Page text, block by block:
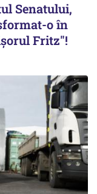
Senatului,
o în
Fritz"!